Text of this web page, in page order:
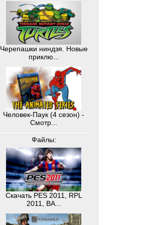
Черепашки ниндзя. Новые
приклю...
Человек-Паук (4 сезон) -
Смотр...
Файлы:
Скачать PES 2011, RPL
2011, BA...